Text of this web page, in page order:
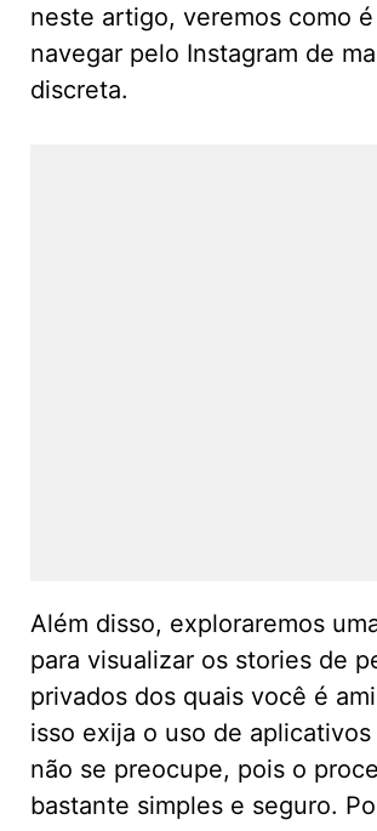
neste artigo, veremos como
navegar pelo Instagram de
discreta.
Além disso, exploraremos
para visualizar os stories de
privados dos quais você é
isso exija o uso de
não se preocupe, pois o
bastante simples e seguro.